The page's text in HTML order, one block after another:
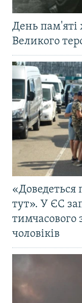
День пам'яті
Великого
тут». У ЄС
тимчасового
чоловіків